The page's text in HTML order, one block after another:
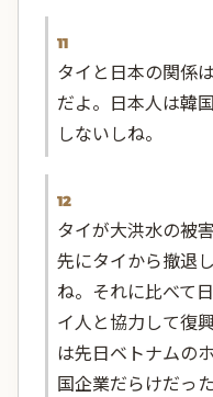
11
タイと日本の関係
だよ。日本人は韓
しないしね。
12
タイが大洪水の被
先にタイから撤退
ね。それに比べて
イ人と協力して復
は先日ベトナムの
国企業だらけだっ